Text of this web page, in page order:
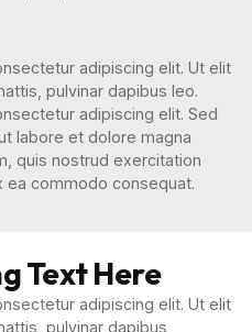
adipiscing elit. Ut elit
pulvinar dapibus leo.
adipiscing elit. Sed
labore et dolore magna
quis nostrud exercitation
ea commodo consequat.
Text Here
adipiscing elit. Ut elit
pulvinar dapibus